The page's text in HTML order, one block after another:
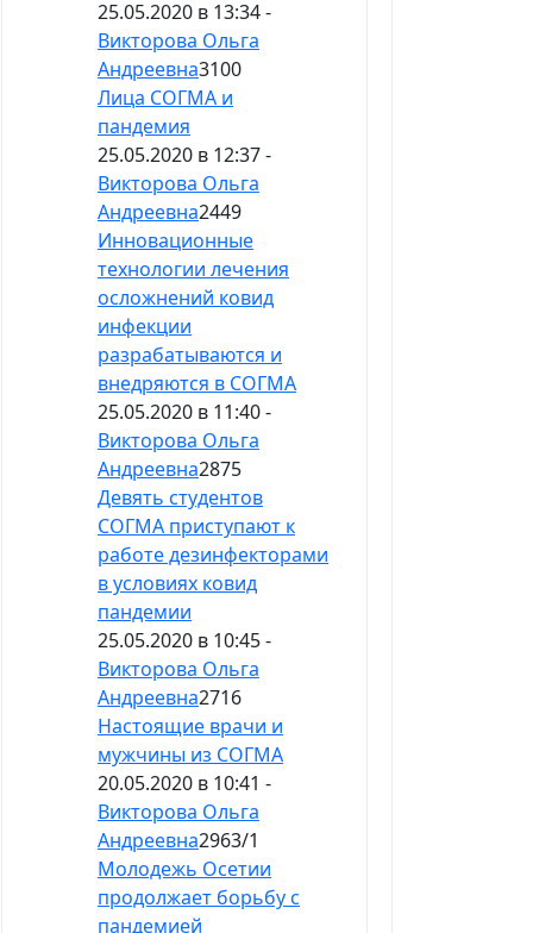
25.05.2020 в 13:34 -
Викторова Ольга
Андреевна3100
Лица СОГМА и
пандемия
25.05.2020 в 12:37 -
Викторова Ольга
Андреевна2449
Инновационные
технологии лечения
осложнений ковид
инфекции
разрабатываются и
внедряются в СОГМА
25.05.2020 в 11:40 -
Викторова Ольга
Андреевна2875
Девять студентов
СОГМА приступают к
работе дезинфекторами
в условиях ковид
пандемии
25.05.2020 в 10:45 -
Викторова Ольга
Андреевна2716
Настоящие врачи и
мужчины из СОГМА
20.05.2020 в 10:41 -
Викторова Ольга
Андреевна2963/1
Молодежь Осетии
продолжает борьбу с
пандемией